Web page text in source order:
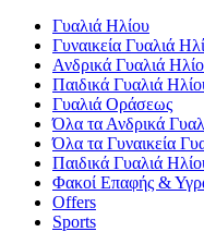
Γυαλιά Ηλίου
Γυναικεία Γυαλιά
Ανδρικά Γυαλιά
Παιδικά Γυαλιά
Γυαλιά Οράσεως
Όλα τα Ανδρικά
Όλα τα Γυναικεία
Παιδικά Γυαλιά
Φακοί Επαφής &
Offers
Sports